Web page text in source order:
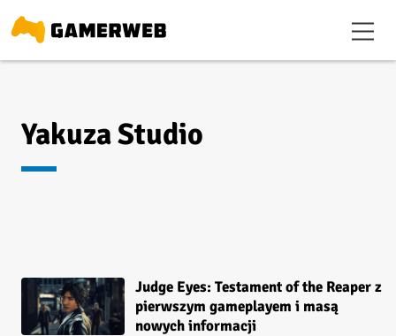
Yakuza Studio
Judge Eyes: Testament of the Reaper z
pierwszym gameplayem i masą
nowych informacji